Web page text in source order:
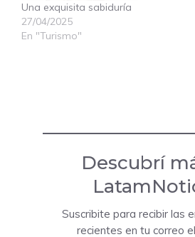
Una exquisita sabiduría
27/04/2025
En "Turismo"
Descubrí
Suscribite para recibir las
recientes en tu correo